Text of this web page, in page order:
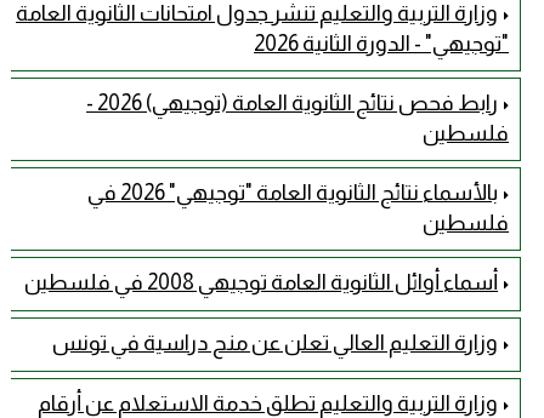
وزارة التربية والتعليم تنشر جدول امتحانات الثانوية العامة
"توجيهي" - الدورة الثانية 2026
رابط فحص نتائج الثانوية العامة (توجيهي) 2026 -
فلسطين
بالأسماء نتائج الثانوية العامة "توجيهي" 2026 في
فلسطين
أسماء أوائل الثانوية العامة توجيهي 2008 في فلسطين
وزارة التعليم العالي تعلن عن منح دراسية في تونس
وزارة التربية والتعليم تطلق خدمة الاستعلام عن أرقام